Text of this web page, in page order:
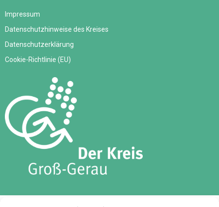
Impressum
Datenschutzhinweise des Kreises
Datenschutzerklärung
Cookie-Richtlinie (EU)